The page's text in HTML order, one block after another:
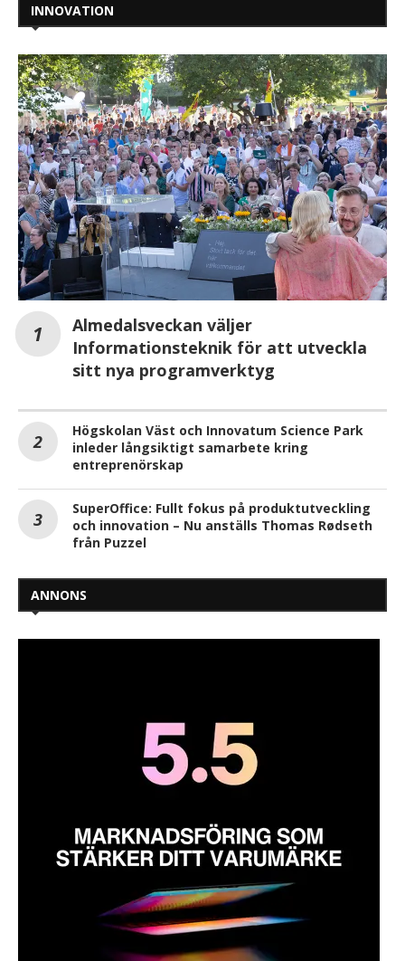
INNOVATION
Almedalsveckan väljer
Informationsteknik för att utveckla
sitt nya programverktyg
Högskolan Väst och Innovatum Science Park
inleder långsiktigt samarbete kring
entreprenörskap
SuperOffice: Fullt fokus på produktutveckling
och innovation – Nu anställs Thomas Rødseth
från Puzzel
ANNONS